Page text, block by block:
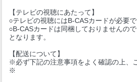
【テレビの視聴にあたって】
○テレビの視聴にはB-CASカードが必要で
○B-CASカードは同梱しておりませんの
となります。
【配送について】
※必ず下記の注意事項をよく確認の上、
※